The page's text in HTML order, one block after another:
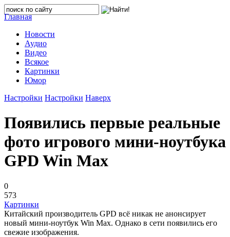
Главная
Новости
Аудио
Видео
Всякое
Картинки
Юмор
Настройки Настройки Наверх
Появились первые реальные
фото игрового мини-ноутбука
GPD Win Max
0
573
Картинки
Китайский производитель GPD всё никак не анонсирует
новый мини-ноутбук Win Max. Однако в сети появились его
свежие изображения.